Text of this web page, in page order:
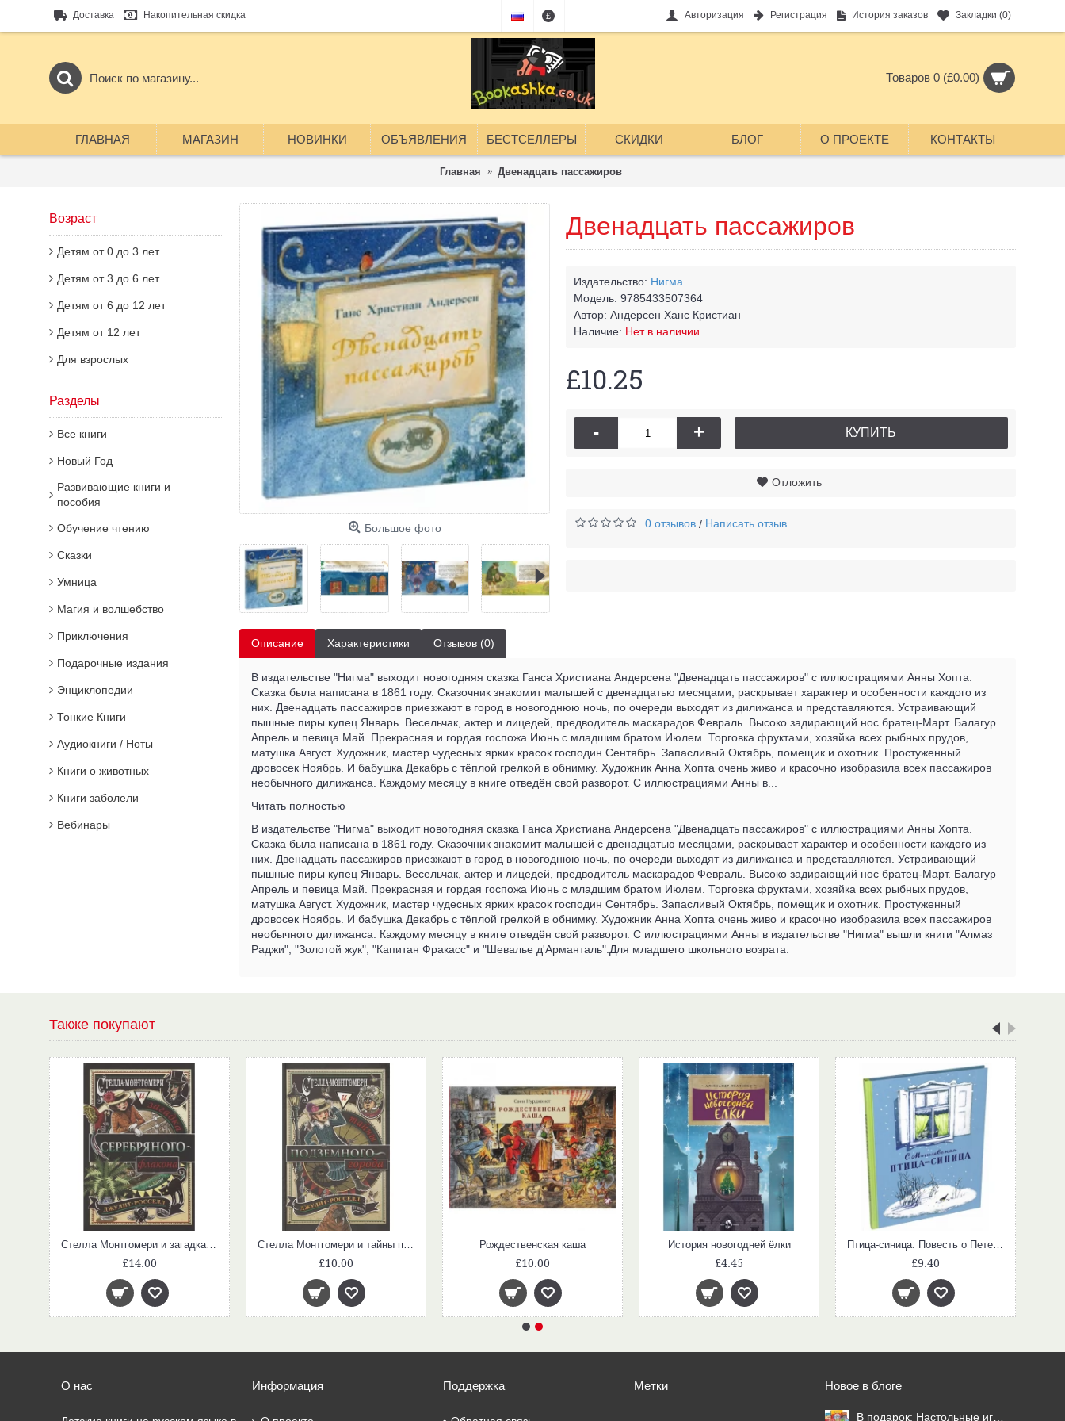
Доставка Накопительная скидка £ Авторизация Регистрация История заказов Закладки (0)
Товаров 0 (£0.00)
ГЛАВНАЯ МАГАЗИН НОВИНКИ ОБЪЯВЛЕНИЯ БЕСТСЕЛЛЕРЫ СКИДКИ БЛОГ О ПРОЕКТЕ КОНТАКТЫ
Главная Двенадцать пассажиров
Возраст
Детям от 0 до 3 лет
Детям от 3 до 6 лет
Детям от 6 до 12 лет
Детям от 12 лет
Для взрослых
Разделы
Все книги
Новый Год
Развивающие книги и
пособия
Обучение чтению
Сказки
Умница
Магия и волшебство
Приключения
Подарочные издания
Энциклопедии
Тонкие Книги
Аудиокниги / Ноты
Книги о животных
Книги заболели
Вебинары
Большое фото
Двенадцать пассажиров
Издательство: Нигма
Модель: 9785433507364
Автор: Андерсен Ханс Кристиан
Наличие: Нет в наличии
£10.25
- + КУПИТЬ
Отложить
0 отзывов / Написать отзыв
Описание Характеристики Отзывов (0)
В издательстве "Нигма" выходит новогодняя сказка Ганса Христиана Андерсена "Двенадцать пассажиров" с иллюстрациями Анны Хопта.
Сказка была написана в 1861 году. Сказочник знакомит малышей с двенадцатью месяцами, раскрывает характер и особенности каждого из
них. Двенадцать пассажиров приезжают в город в новогоднюю ночь, по очереди выходят из дилижанса и представляются. Устраивающий
пышные пиры купец Январь. Весельчак, актер и лицедей, предводитель маскарадов Февраль. Высоко задирающий нос братец-Март. Балагур
Апрель и певица Май. Прекрасная и гордая госпожа Июнь с младшим братом Июлем. Торговка фруктами, хозяйка всех рыбных прудов,
матушка Август. Художник, мастер чудесных ярких красок господин Сентябрь. Запасливый Октябрь, помещик и охотник. Простуженный
дровосек Ноябрь. И бабушка Декабрь с тёплой грелкой в обнимку. Художник Анна Хопта очень живо и красочно изобразила всех пассажиров
необычного дилижанса. Каждому месяцу в книге отведён свой разворот. С иллюстрациями Анны в...
Читать полностью
В издательстве "Нигма" выходит новогодняя сказка Ганса Христиана Андерсена "Двенадцать пассажиров" с иллюстрациями Анны Хопта.
Сказка была написана в 1861 году. Сказочник знакомит малышей с двенадцатью месяцами, раскрывает характер и особенности каждого из
них. Двенадцать пассажиров приезжают в город в новогоднюю ночь, по очереди выходят из дилижанса и представляются. Устраивающий
пышные пиры купец Январь. Весельчак, актер и лицедей, предводитель маскарадов Февраль. Высоко задирающий нос братец-Март. Балагур
Апрель и певица Май. Прекрасная и гордая госпожа Июнь с младшим братом Июлем. Торговка фруктами, хозяйка всех рыбных прудов,
матушка Август. Художник, мастер чудесных ярких красок господин Сентябрь. Запасливый Октябрь, помещик и охотник. Простуженный
дровосек Ноябрь. И бабушка Декабрь с тёплой грелкой в обнимку. Художник Анна Хопта очень живо и красочно изобразила всех пассажиров
необычного дилижанса. Каждому месяцу в книге отведён свой разворот. С иллюстрациями Анны в издательстве "Нигма" вышли книги "Алмаз
Раджи", "Золотой жук", "Капитан Фракасс" и "Шевалье д'Арманталь".Для младшего школьного возрата.
Также покупают
£14.00 £10.00
Рождественская каша
£10.00
История новогодней ёлки
£4.45 £9.40
О нас Информация Поддержка Метки Новое в блоге